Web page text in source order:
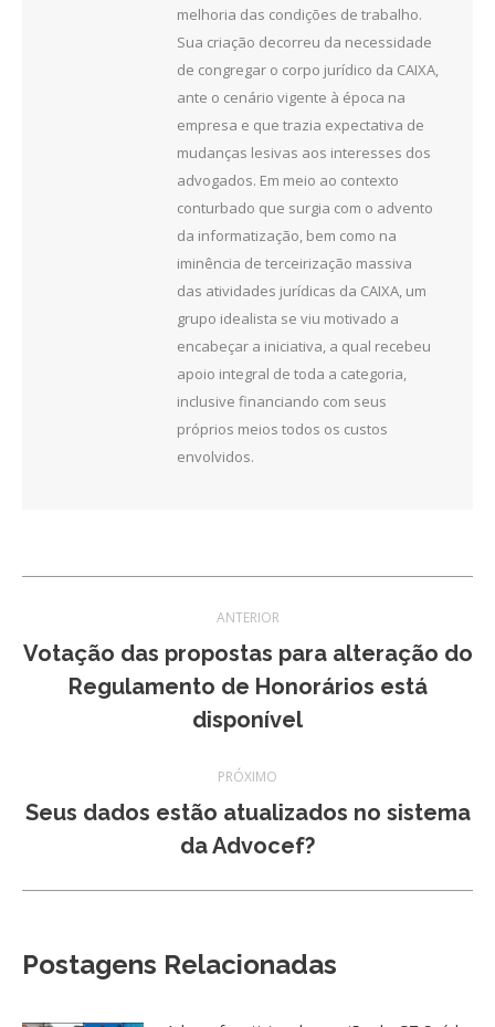
melhoria das condições de trabalho.
Sua criação decorreu da necessidade
de congregar o corpo jurídico da CAIXA,
ante o cenário vigente à época na
empresa e que trazia expectativa de
mudanças lesivas aos interesses dos
advogados. Em meio ao contexto
conturbado que surgia com o advento
da informatização, bem como na
iminência de terceirização massiva
das atividades jurídicas da CAIXA, um
grupo idealista se viu motivado a
encabeçar a iniciativa, a qual recebeu
apoio integral de toda a categoria,
inclusive financiando com seus
próprios meios todos os custos
envolvidos.
de
post:
ANTERIOR
Post
anterior:
Votação das propostas para alteração do
Regulamento de Honorários está
disponível
PRÓXIMO
Próximo
post:
Seus dados estão atualizados no sistema
da Advocef?
Postagens Relacionadas